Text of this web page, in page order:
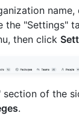
name,
the "Settings"
then click
section of the
.